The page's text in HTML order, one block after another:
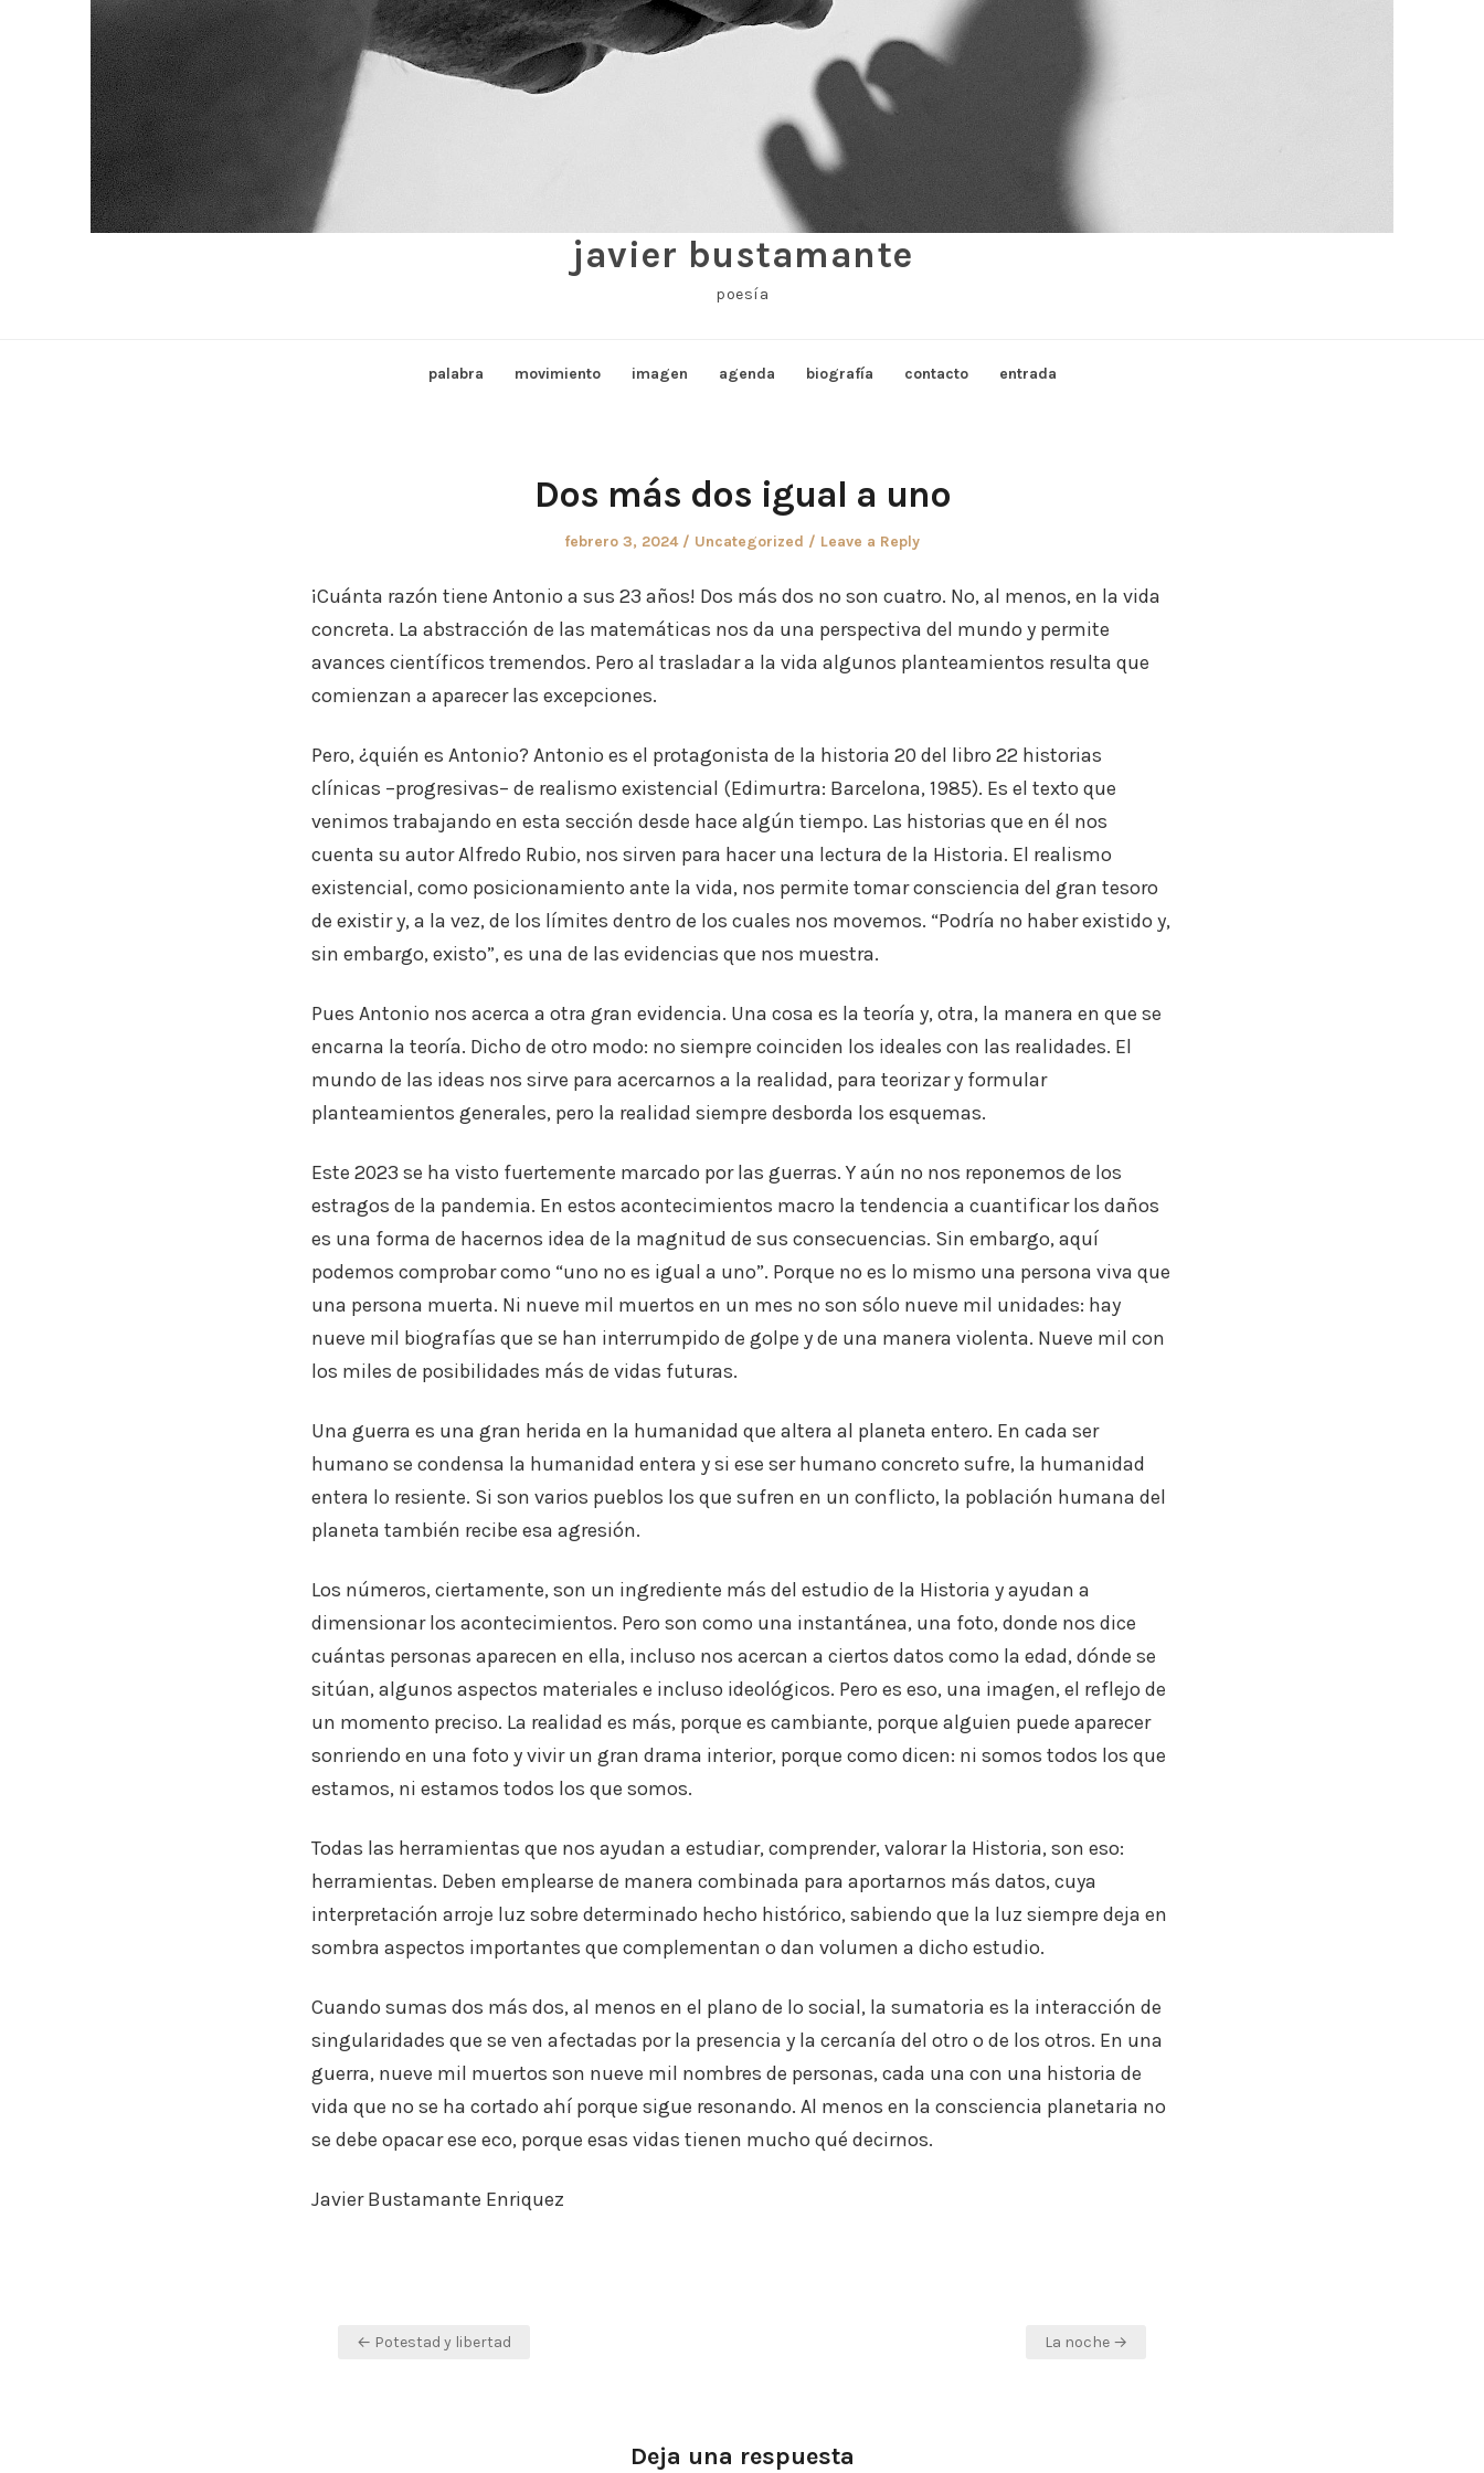
javier bustamante
poesía
palabra movimiento imagen agenda biografía contacto entrada
Dos más dos igual a uno
Posted
febrero 3, 2024
Posted
Uncategorized Leave a Reply
¡Cuánta razón tiene Antonio a sus 23 años! Dos más dos no son cuatro. No, al menos, en la vida
concreta. La abstracción de las matemáticas nos da una perspectiva del mundo y permite
avances científicos tremendos. Pero al trasladar a la vida algunos planteamientos resulta que
comienzan a aparecer las excepciones.
Pero, ¿quién es Antonio? Antonio es el protagonista de la historia 20 del libro 22 historias
clínicas –progresivas– de realismo existencial (Edimurtra: Barcelona, 1985). Es el texto que
venimos trabajando en esta sección desde hace algún tiempo. Las historias que en él nos
cuenta su autor Alfredo Rubio, nos sirven para hacer una lectura de la Historia. El realismo
existencial, como posicionamiento ante la vida, nos permite tomar consciencia del gran tesoro
de existir y, a la vez, de los límites dentro de los cuales nos movemos. “Podría no haber existido y,
sin embargo, existo”, es una de las evidencias que nos muestra.
Pues Antonio nos acerca a otra gran evidencia. Una cosa es la teoría y, otra, la manera en que se
encarna la teoría. Dicho de otro modo: no siempre coinciden los ideales con las realidades. El
mundo de las ideas nos sirve para acercarnos a la realidad, para teorizar y formular
planteamientos generales, pero la realidad siempre desborda los esquemas.
Este 2023 se ha visto fuertemente marcado por las guerras. Y aún no nos reponemos de los
estragos de la pandemia. En estos acontecimientos macro la tendencia a cuantificar los daños
es una forma de hacernos idea de la magnitud de sus consecuencias. Sin embargo, aquí
podemos comprobar como “uno no es igual a uno”. Porque no es lo mismo una persona viva que
una persona muerta. Ni nueve mil muertos en un mes no son sólo nueve mil unidades: hay
nueve mil biografías que se han interrumpido de golpe y de una manera violenta. Nueve mil con
los miles de posibilidades más de vidas futuras.
Una guerra es una gran herida en la humanidad que altera al planeta entero. En cada ser
humano se condensa la humanidad entera y si ese ser humano concreto sufre, la humanidad
entera lo resiente. Si son varios pueblos los que sufren en un conflicto, la población humana del
planeta también recibe esa agresión.
Los números, ciertamente, son un ingrediente más del estudio de la Historia y ayudan a
dimensionar los acontecimientos. Pero son como una instantánea, una foto, donde nos dice
cuántas personas aparecen en ella, incluso nos acercan a ciertos datos como la edad, dónde se
sitúan, algunos aspectos materiales e incluso ideológicos. Pero es eso, una imagen, el reflejo de
un momento preciso. La realidad es más, porque es cambiante, porque alguien puede aparecer
sonriendo en una foto y vivir un gran drama interior, porque como dicen: ni somos todos los que
estamos, ni estamos todos los que somos.
Todas las herramientas que nos ayudan a estudiar, comprender, valorar la Historia, son eso:
herramientas. Deben emplearse de manera combinada para aportarnos más datos, cuya
interpretación arroje luz sobre determinado hecho histórico, sabiendo que la luz siempre deja en
sombra aspectos importantes que complementan o dan volumen a dicho estudio.
Cuando sumas dos más dos, al menos en el plano de lo social, la sumatoria es la interacción de
singularidades que se ven afectadas por la presencia y la cercanía del otro o de los otros. En una
guerra, nueve mil muertos son nueve mil nombres de personas, cada una con una historia de
vida que no se ha cortado ahí porque sigue resonando. Al menos en la consciencia planetaria no
se debe opacar ese eco, porque esas vidas tienen mucho qué decirnos.
Javier Bustamante Enriquez
Navegación
← Potestad y libertad La noche →
Deja una respuesta